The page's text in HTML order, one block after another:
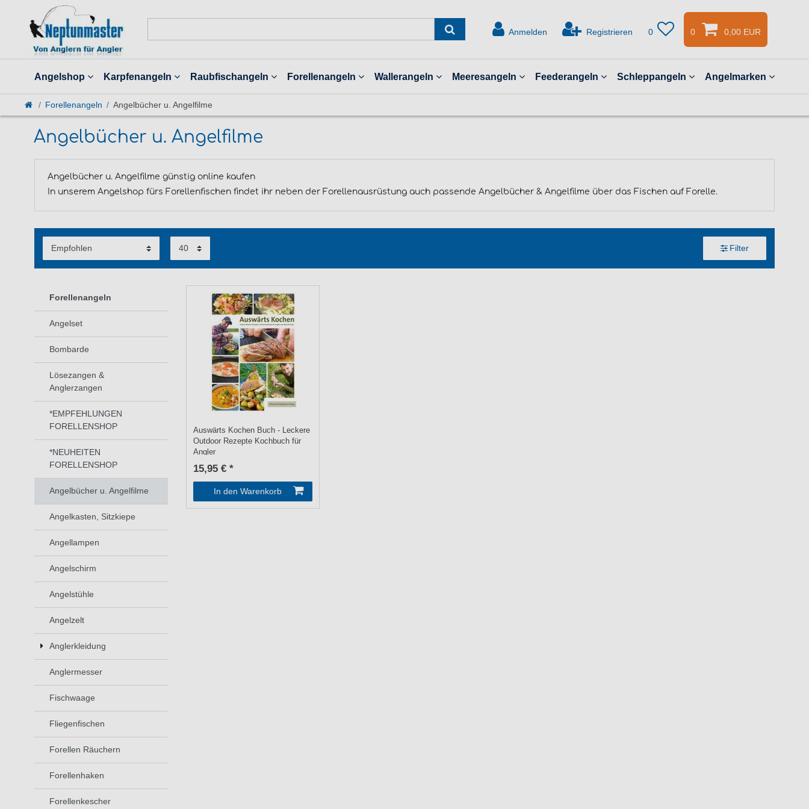
Anmelden Registrieren 0 0 0,00 EUR
Angelshop Karpfenangeln Raubfischangeln Forellenangeln Wallerangeln Meeresangeln Feederangeln Schleppangeln Angelmarken
Forellenangeln Angelbücher u. Angelfilme
Angelbücher u. Angelfilme
Angelbücher u. Angelfilme günstig online kaufen
In unserem Angelshop fürs Forellenfischen findet ihr neben der Forellenausrüstung auch passende Angelbücher & Angelfilme über das Fischen auf Forelle.
Filter
Forellenangeln
Angelset
Bombarde
Lösezangen &
Anglerzangen
*EMPFEHLUNGEN
FORELLENSHOP
*NEUHEITEN
FORELLENSHOP
Angelbücher u. Angelfilme
Angelkasten, Sitzkiepe
Angellampen
Angelschirm
Angelstühle
Angelzelt
Anglerkleidung
Anglermesser
Fischwaage
Fliegenfischen
Forellen Räuchern
Forellenhaken
Forellenkescher
Auswärts Kochen Buch - Leckere
Outdoor Rezepte Kochbuch für
Angler
15,95 € *
In den Warenkorb